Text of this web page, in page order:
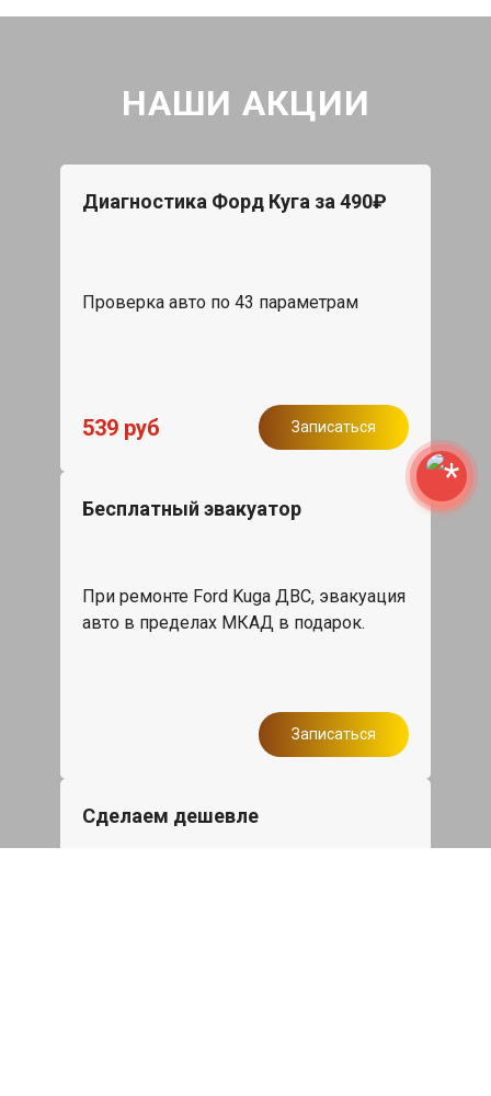
НАШИ АКЦИИ
Диагностика Форд Куга за 490₽
Проверка авто по 43 параметрам
539 руб Записаться
Бесплатный эвакуатор
При ремонте Ford Kuga ДВС, эвакуация
авто в пределах МКАД в подарок.
Записаться
Сделаем дешевле